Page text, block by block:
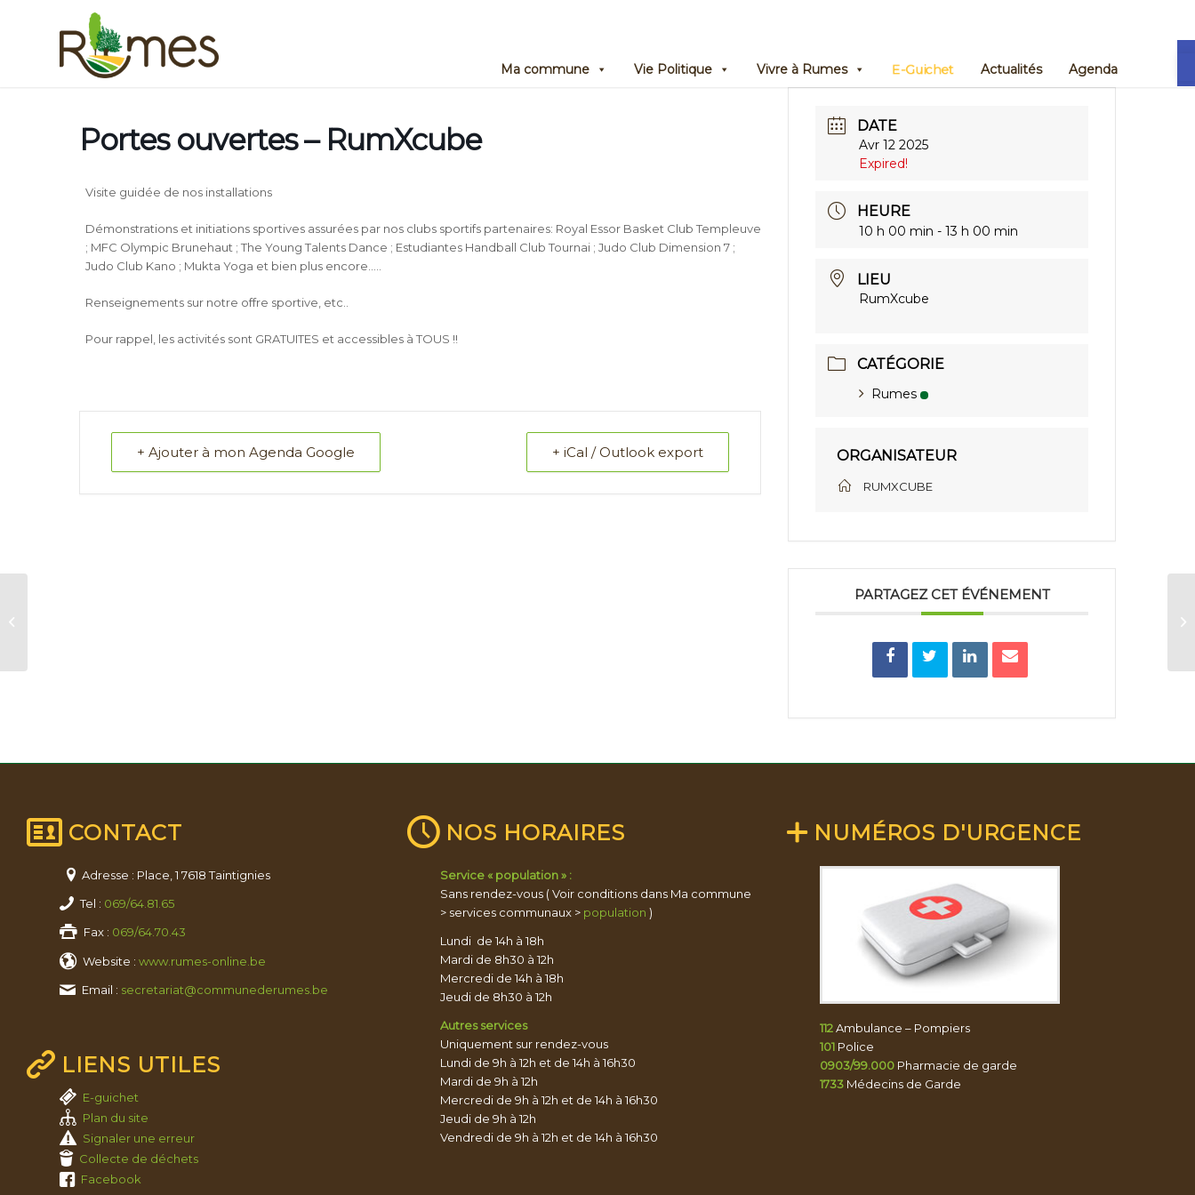
Ma commune Vie Politique Vivre à Rumes E-Guichet Actualités Agenda
Portes ouvertes – RumXcube
Visite guidée de nos installations
Démonstrations et initiations sportives assurées par nos clubs sportifs partenaires: Royal Essor Basket Club Templeuve
; MFC Olympic Brunehaut ; The Young Talents Dance ; Estudiantes Handball Club Tournai ; Judo Club Dimension 7 ;
Judo Club Kano ; Mukta Yoga et bien plus encore…..
Renseignements sur notre offre sportive, etc..
Pour rappel, les activités sont GRATUITES et accessibles à TOUS !!
+ Ajouter à mon Agenda Google + iCal / Outlook export
DATE
Avr 12 2025
Expired!
HEURE
10 h 00 min - 13 h 00 min
LIEU
RumXcube
CATÉGORIE
Rumes
ORGANISATEUR
RUMXCUBE
PARTAGEZ CET ÉVÉNEMENT
CONTACT
Adresse : Place, 1 7618 Taintignies
Tel : 069/64.81.65
Fax : 069/64.70.43
Website : www.rumes-online.be
Email : secretariat@communederumes.be
LIENS UTILES
E-guichet
Plan du site
Signaler une erreur
Collecte de déchets
Facebook
NOS HORAIRES
Service « population » :
Sans rendez-vous ( Voir conditions dans Ma commune
> services communaux > population )
Lundi de 14h à 18h
Mardi de 8h30 à 12h
Mercredi de 14h à 18h
Jeudi de 8h30 à 12h
Autres services
Uniquement sur rendez-vous
Lundi de 9h à 12h et de 14h à 16h30
Mardi de 9h à 12h
Mercredi de 9h à 12h et de 14h à 16h30
Jeudi de 9h à 12h
Vendredi de 9h à 12h et de 14h à 16h30
NUMÉROS D'URGENCE
112Ambulance – Pompiers
101 Police
0903/99.000 Pharmacie de garde
1733 Médecins de Garde